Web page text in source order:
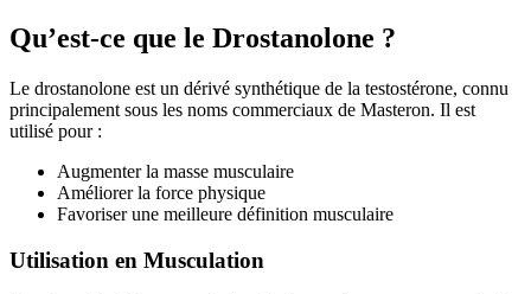
Qu’est-ce que le Drostanolone ?
Le drostanolone est un dérivé synthétique de la testostérone, connu
principalement sous les noms commerciaux de Masteron. Il est
utilisé pour :
Augmenter la masse musculaire
Améliorer la force physique
Favoriser une meilleure définition musculaire
Utilisation en Musculation